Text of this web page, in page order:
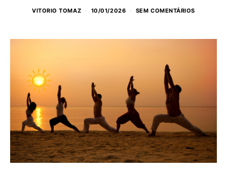
VITORIO TOMAZ 10/01/2026 SEM COMENTÁRIOS